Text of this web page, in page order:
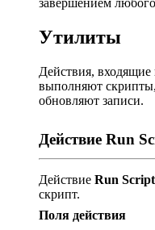
завершением
Утилиты
Действия,
выполняют
обновляют записи.
Действие Run
Действие Run Script
скрипт.
Поля действия